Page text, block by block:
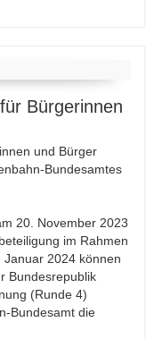
Bürgerinnen
und Bürger
Bundesamtes
20. November 2023
im Rahmen
2024 können
Bundesrepublik
(Runde 4)
Bundesamt die